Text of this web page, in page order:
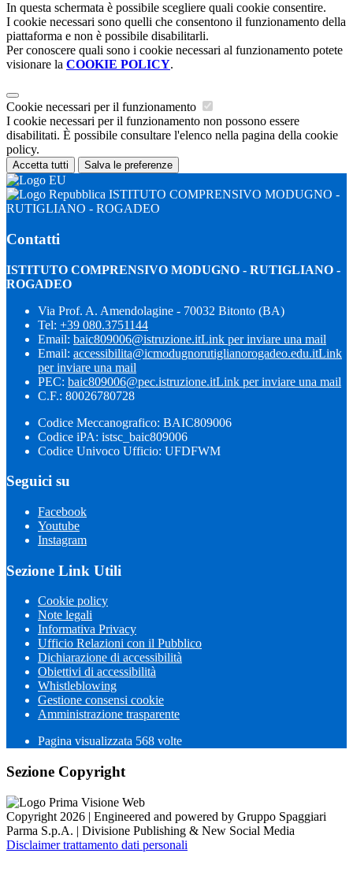
In questa schermata è possibile scegliere quali cookie consentire.
I cookie necessari sono quelli che consentono il funzionamento della
piattaforma e non è possibile disabilitarli.
Per conoscere quali sono i cookie necessari al funzionamento potete
visionare la COOKIE POLICY.
Cookie necessari per il funzionamento
I cookie necessari per il funzionamento non possono essere
disabilitati. È possibile consultare l'elenco nella pagina della cookie
policy.
Accetta tutti Salva le preferenze
ISTITUTO COMPRENSIVO MODUGNO -
RUTIGLIANO - ROGADEO
Contatti
ISTITUTO COMPRENSIVO MODUGNO - RUTIGLIANO -
ROGADEO
Via Prof. A. Amendolagine - 70032 Bitonto (BA)
Tel: +39 080.3751144
Email: baic809006@istruzione.itLink per inviare una mail
Email: accessibilita@icmodugnorutiglianorogadeo.edu.itLink
per inviare una mail
PEC: baic809006@pec.istruzione.itLink per inviare una mail
C.F.: 80026780728
Codice Meccanografico: BAIC809006
Codice iPA: istsc_baic809006
Codice Univoco Ufficio: UFDFWM
Seguici su
Facebook
Youtube
Instagram
Sezione Link Utili
Cookie policy
Note legali
Informativa Privacy
Ufficio Relazioni con il Pubblico
Dichiarazione di accessibilità
Obiettivi di accessibilità
Whistleblowing
Gestione consensi cookie
Amministrazione trasparente
Pagina visualizzata 568 volte
Sezione Copyright
Copyright 2026 | Engineered and powered by Gruppo Spaggiari
Parma S.p.A. | Divisione Publishing & New Social Media
Disclaimer trattamento dati personali